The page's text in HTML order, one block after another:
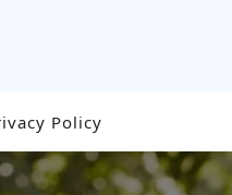
Policy